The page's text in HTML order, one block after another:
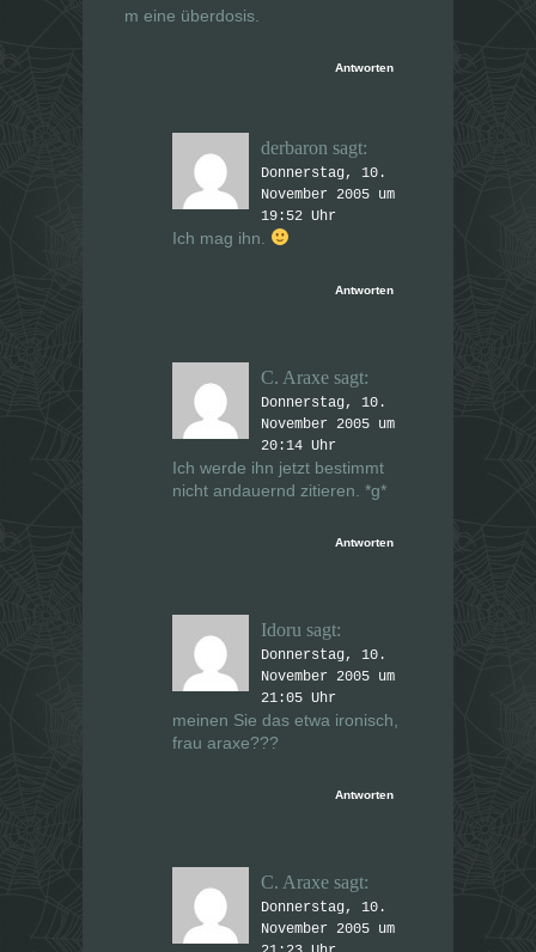
m eine überdosis.
Antworten
derbaron sagt:
Donnerstag, 10.
November 2005 um
19:52 Uhr
Ich mag ihn.
Antworten
C. Araxe sagt:
Donnerstag, 10.
November 2005 um
20:14 Uhr
Ich werde ihn jetzt bestimmt
nicht andauernd zitieren. *g*
Antworten
Idoru sagt:
Donnerstag, 10.
November 2005 um
21:05 Uhr
meinen Sie das etwa ironisch,
frau araxe???
Antworten
C. Araxe sagt:
Donnerstag, 10.
November 2005 um